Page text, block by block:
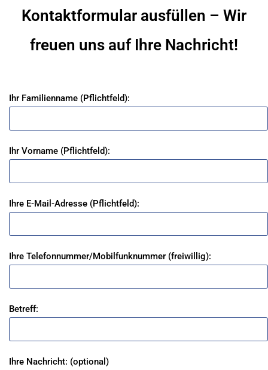
Kontaktformular ausfüllen – Wir
freuen uns auf Ihre Nachricht!
Ihr Familienname (Pflichtfeld):
Ihr Vorname (Pflichtfeld):
Ihre E-Mail-Adresse (Pflichtfeld):
Ihre Telefonnummer/Mobilfunknummer (freiwillig):
Betreff:
Ihre Nachricht: (optional)